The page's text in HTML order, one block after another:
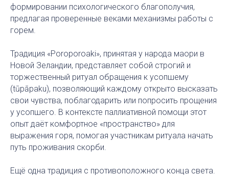
формировании психологического благополучия,
предлагая проверенные веками механизмы работы с
горем.
Традиция «Poroporoaki», принятая у народа маори в
Новой Зеландии, представляет собой строгий и
торжественный ритуал обращения к усопшему
(tūpāpaku), позволяющий каждому открыто высказать
свои чувства, поблагодарить или попросить прощения
у усопшего. В контексте паллиативной помощи этот
опыт даёт комфортное «пространство» для
выражения горя, помогая участникам ритуала начать
путь проживания скорби.
Ещё одна традиция с противоположного конца света.